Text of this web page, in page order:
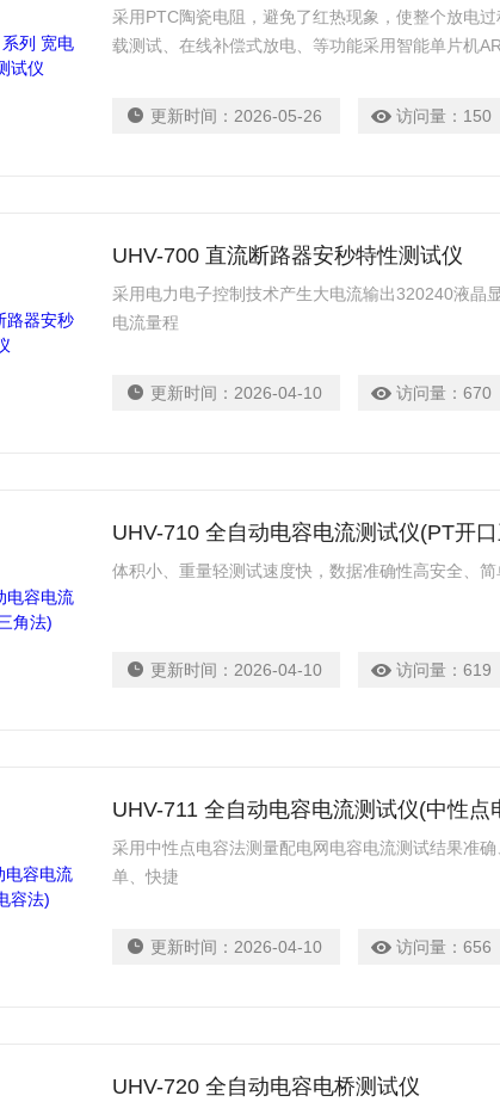
采用PTC陶瓷电阻，避免了红热现象，使整个放电
载测试、在线补偿式放电、等功能采用智能单片机
更新时间： 2026-05-26 访问量： 150
UHV-700 直流断路器安秒特性测试仪
采用电力电子控制技术产生大电流输出320240液晶
电流量程
更新时间： 2026-04-10 访问量：670
UHV-710 全自动电容电流测试仪(PT开
体积小、重量轻测试速度快，数据准确性高安全、简
更新时间： 2026-04-10 访问量：619
UHV-711 全自动电容电流测试仪(中性点
采用中性点电容法测量配电网电容电流测试结果准
单、快捷
更新时间： 2026-04-10 访问量：656
UHV-720 全自动电容电桥测试仪